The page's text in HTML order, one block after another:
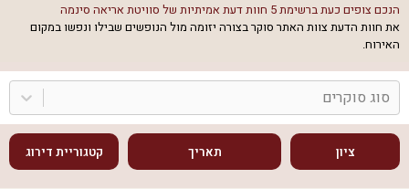
הנכם צופים כעת ברשימת5 חוות דעת אמיתיות של סוויטת אריאה סינמה
את חוות הדעת צוות האתר סוקר בצורה יזומה מול הנופשים שבילו ונפשו במקום
האירוח.
סוג סוקרים
ציון תאריך קטגוריית דירוג